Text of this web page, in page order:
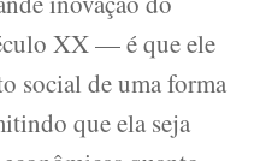
XX — é que ele
social de uma forma
que ela seja